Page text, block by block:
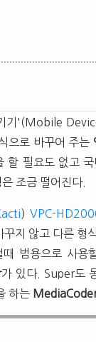
기'(Mobile
으로 바꾸어 주는
할 필요도 없고
조금 떨어진다.
) VPC-
꾸지 않고 다른
때 범용으로 사
가 있다. Super도
하는